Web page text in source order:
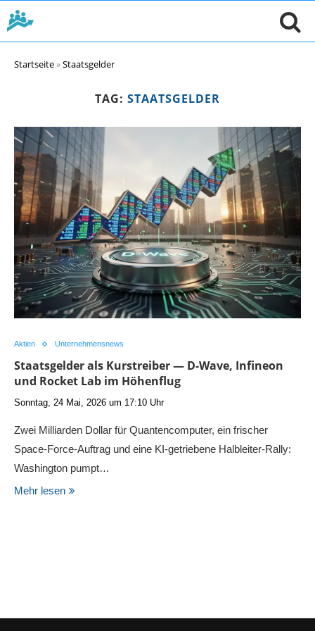
Startseite»Staatsgelder
TAG: STAATSGELDER
Aktien Unternehmensnews
Staatsgelder als Kurstreiber — D-Wave, Infineon
und Rocket Lab im Höhenflug
Sonntag, 24 Mai, 2026 um 17:10 Uhr
Zwei Milliarden Dollar für Quantencomputer, ein frischer
Space-Force-Auftrag und eine KI-getriebene Halbleiter-Rally:
Washington pumpt…
Mehr lesen